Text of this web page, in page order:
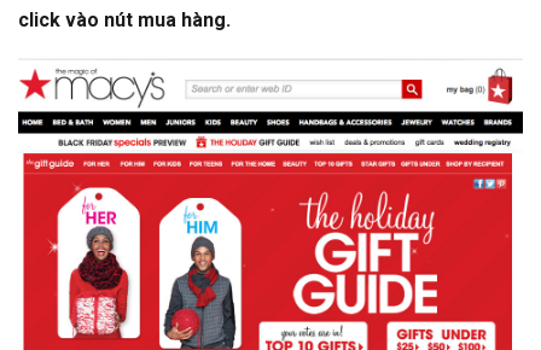
click vào nút mua hàng.